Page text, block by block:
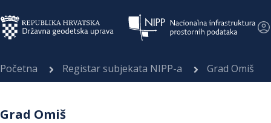
Početna Registar subjekata NIPP-a Grad Omiš
Grad Omiš